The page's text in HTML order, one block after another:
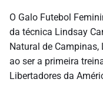
O Galo Futebol
da técnica Lindsay
Natural de
ao ser a primeira
Libertadores da